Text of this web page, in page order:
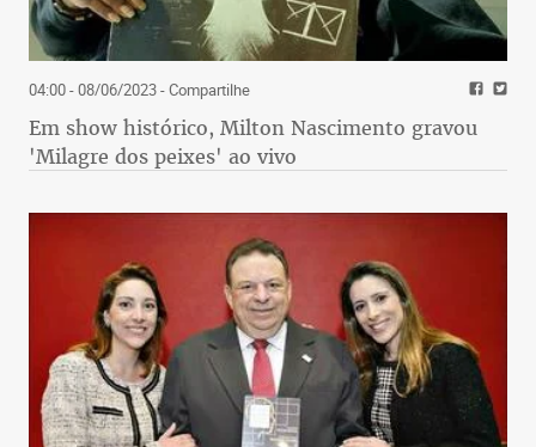
04:00 - 08/06/2023- Compartilhe
Em show histórico, Milton Nascimento gravou
'Milagre dos peixes' ao vivo